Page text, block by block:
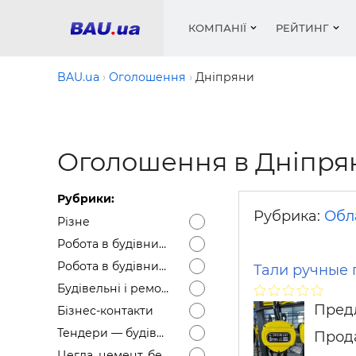
КОМПАНІЇ РЕЙТИНГ
Медіа
Вікна
Сипучі
цемент
BAU.ua Оголошення Дніпряни
Оголошення в
Рубрики:
Різне
Робота в будівництві — Вакансії
Робота в будівництві — Резюме
Будівельні і ремонтні послуги
Бізнес-контакти
Тендери — будівельні
Рубрика:
Тали ручные